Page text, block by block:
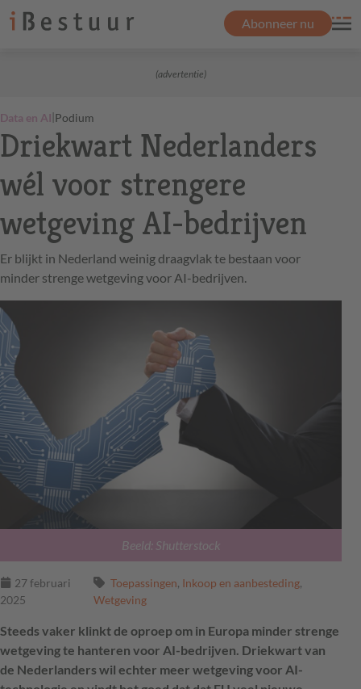
Abonneer nu
(advertentie)
Data en AI|Podium
Driekwart Nederlanders
wél voor strengere
wetgeving AI-bedrijven
Er blijkt in Nederland weinig draagvlak te bestaan voor
minder strenge wetgeving voor AI-bedrijven.
Beeld: Shutterstock
27 februari
2025
Toepassingen, Inkoop en aanbesteding,
Wetgeving
Steeds vaker klinkt de oproep om in Europa minder strenge
wetgeving te hanteren voor AI-bedrijven. Driekwart van
de Nederlanders wil echter meer wetgeving voor AI-